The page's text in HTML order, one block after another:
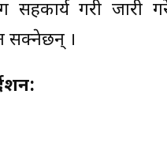
गरी जारी
सक्नेछन् ।